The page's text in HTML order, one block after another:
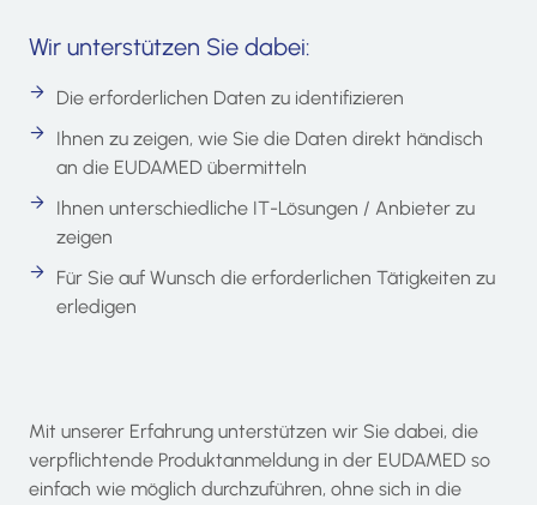
Wir unterstützen Sie dabei:
Die erforderlichen Daten zu identifizieren
Ihnen zu zeigen, wie Sie die Daten direkt händisch
an die EUDAMED übermitteln
Ihnen unterschiedliche IT-Lösungen / Anbieter zu
zeigen
Für Sie auf Wunsch die erforderlichen Tätigkeiten zu
erledigen
Mit unserer Erfahrung unterstützen wir Sie dabei, die
verpflichtende Produktanmeldung in der EUDAMED so
einfach wie möglich durchzuführen, ohne sich in die